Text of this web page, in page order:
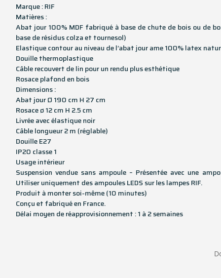
Marque : RIF
Matières :
Abat jour 100% MDF fabriqué à base de chute de bois ou de
base de résidus colza et tournesol)
Elastique contour au niveau de l’abat jour ame 100% latex
Douille thermoplastique
Câble recouvert de lin pour un rendu plus esthétique
Rosace plafond en bois
Dimensions :
Abat jour Ø 190 cm H 27 cm
Rosace ø 12 cm H 2.5 cm
Livrée avec élastique noir
Câble longueur 2 m (réglable)
Douille E27
IP20 classe 1
Usage intérieur
Suspension vendue sans ampoule – Présentée avec une
Utiliser uniquement des ampoules LEDS sur les lampes RIF.
Produit à monter soi-même (10 minutes)
Conçu et fabriqué en France.
Délai moyen de réapprovisionnement : 1 à 2 semaines